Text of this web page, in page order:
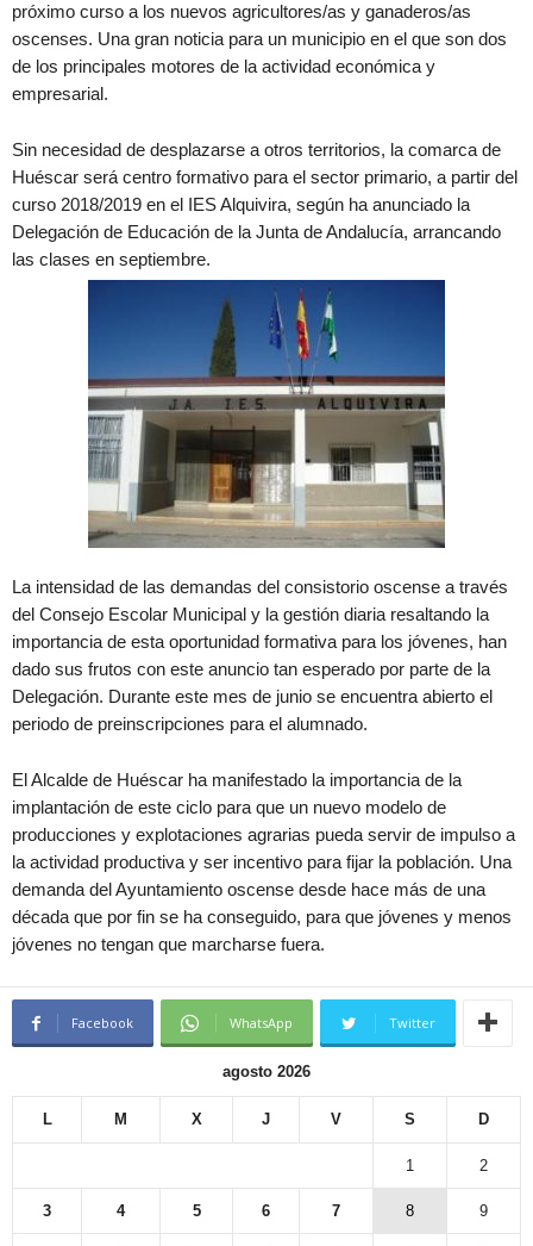
próximo curso a los nuevos agricultores/as y ganaderos/as
oscenses. Una gran noticia para un municipio en el que son dos
de los principales motores de la actividad económica y
empresarial.
Sin necesidad de desplazarse a otros territorios, la comarca de
Huéscar será centro formativo para el sector primario, a partir del
curso 2018/2019 en el IES Alquivira, según ha anunciado la
Delegación de Educación de la Junta de Andalucía, arrancando
las clases en septiembre.
La intensidad de las demandas del consistorio oscense a través
del Consejo Escolar Municipal y la gestión diaria resaltando la
importancia de esta oportunidad formativa para los jóvenes, han
dado sus frutos con este anuncio tan esperado por parte de la
Delegación. Durante este mes de junio se encuentra abierto el
periodo de preinscripciones para el alumnado.
El Alcalde de Huéscar ha manifestado la importancia de la
implantación de este ciclo para que un nuevo modelo de
producciones y explotaciones agrarias pueda servir de impulso a
la actividad productiva y ser incentivo para fijar la población. Una
demanda del Ayuntamiento oscense desde hace más de una
década que por fin se ha conseguido, para que jóvenes y menos
jóvenes no tengan que marcharse fuera.
Facebook WhatsApp Twitter
agosto 2026
L M X J V S D
1 2
3 4 5 6 7 8 9